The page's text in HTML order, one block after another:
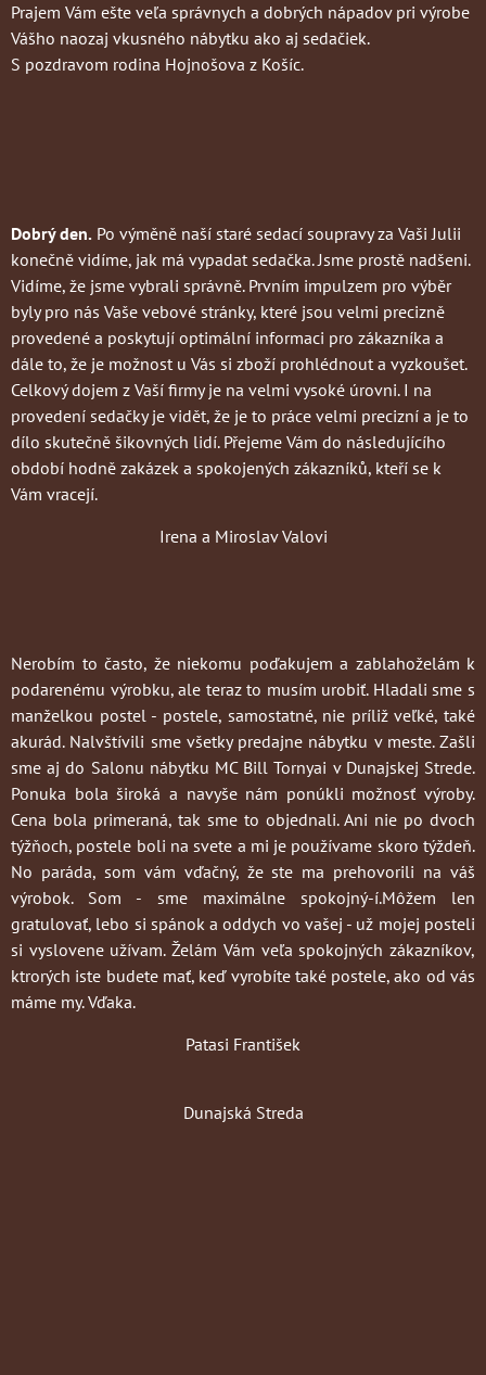
Prajem Vám ešte veľa správnych a dobrých nápadov pri výrobe
Vášho naozaj vkusného nábytku ako aj sedačiek.
S pozdravom rodina Hojnošova z Košíc.
Dobrý den. Po výměně naší staré sedací soupravy za Vaši Julii
konečně vidíme, jak má vypadat sedačka. Jsme prostě nadšeni.
Vidíme, že jsme vybrali správně. Prvním impulzem pro výběr
byly pro nás Vaše vebové stránky, které jsou velmi precizně
provedené a poskytují optimální informaci pro zákazníka a
dále to, že je možnost u Vás si zboží prohlédnout a vyzkoušet.
Celkový dojem z Vaší firmy je na velmi vysoké úrovni. I na
provedení sedačky je vidět, že je to práce velmi precizní a je to
dílo skutečně šikovných lidí. Přejeme Vám do následujícího
období hodně zakázek a spokojených zákazníků, kteří se k
Vám vracejí.
Irena a Miroslav Valovi
Nerobím to často, že niekomu poďakujem a zablahoželám k
podarenému výrobku, ale teraz to musím urobiť. Hladali sme s
manželkou postel - postele, samostatné, nie príliž veľké, také
akurád. Nalvštívili sme všetky predajne nábytku v meste. Zašli
sme aj do Salonu nábytku MC Bill Tornyai v Dunajskej Strede.
Ponuka bola široká a navyše nám ponúkli možnosť výroby.
Cena bola primeraná, tak sme to objednali. Ani nie po dvoch
týžňoch, postele boli na svete a mi je používame skoro týždeň.
No paráda, som vám vďačný, že ste ma prehovorili na váš
výrobok. Som - sme maximálne spokojný-í.Môžem len
gratulovať, lebo si spánok a oddych vo vašej - už mojej posteli
si vyslovene užívam. Želám Vám veľa spokojných zákazníkov,
ktrorých iste budete mať, keď vyrobíte také postele, ako od vás
máme my. Vďaka.
Patasi František
Dunajská Streda